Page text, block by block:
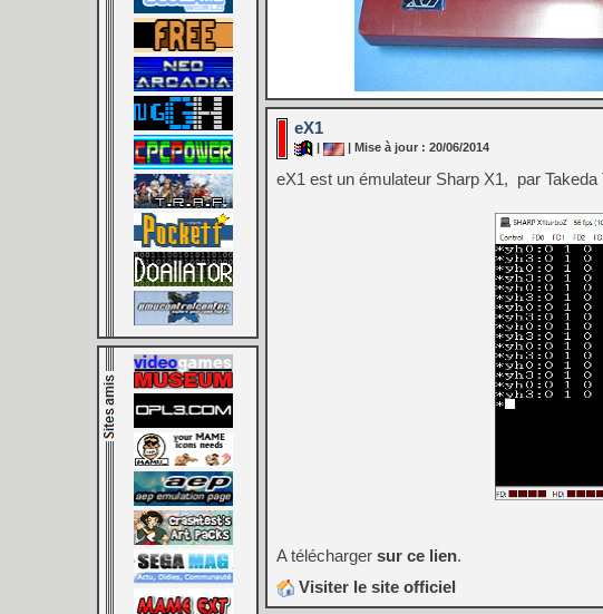
eX1
| Mise à jour : 20/06/2014
eX1 est un émulateur Sharp X1, par Takeda
A télécharger sur ce lien.
Visiter le site officiel